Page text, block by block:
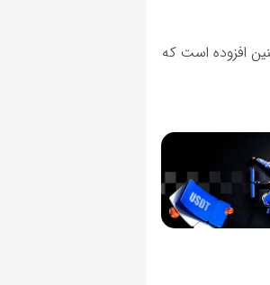
به قیمتی حدوداً 250،000 دلار برسد. او همچنین افزوده است که